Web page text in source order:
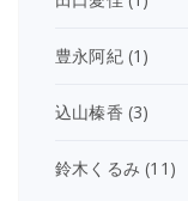
豊永阿紀(1)
込山榛香 (3)
鈴木くるみ (11)